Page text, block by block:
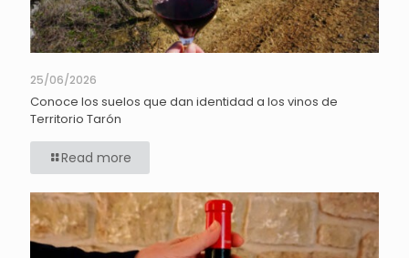
25/06/2026
Conoce los suelos que dan identidad a los vinos de
Territorio Tarón
Read more